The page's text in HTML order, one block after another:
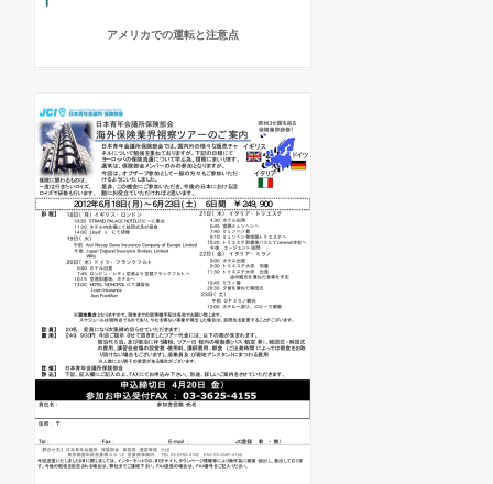
アメリカでの運転と注意点